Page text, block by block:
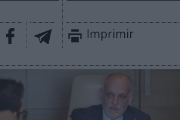
Imprimir